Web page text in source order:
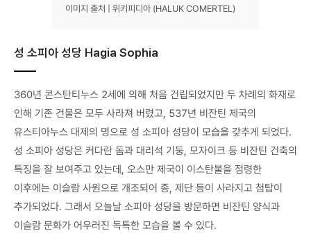
이미지 출처 | 위키피디아 (HALUK COMERTEL)
성 소피아 성당 Hagia Sophia
360년 콘스탄티누스 2세에 의해 처음 건립되었지만 두 차례의 화재로
인해 기존 건물은 모두 사라져 버렸고, 537년 비잔틴 제국의
유스티아누스 대제의 명으로 성 소피아 성당이 모습을 갖추게 되었다.
성 소피아 성당은 커다란 돔과 대리석 기둥, 모자이크 등 비잔틴 건축의
특징을 잘 보여주고 있는데, 오스만 제국이 이스탄불을 점령한
이후에는 이슬람 사원으로 개조되어 종, 제단 등이 사라지고 첨탑이
추가되었다. 그래서 오늘날 소피아 성당을 방문하면 비잔틴 양식과
이슬람 문화가 어우러진 독특한 모습을 볼 수 있다.